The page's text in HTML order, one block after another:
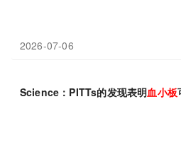
2026-07-06
Science：PITTs的发现表明血小板